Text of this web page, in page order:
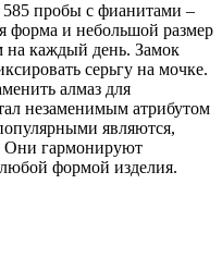
585 пробы с фианитами –
форма и небольшой размер
на каждый день. Замок
серьгу на мочке.
алмаз для
незаменимым атрибутом
являются,
Они гармонируют
формой изделия.